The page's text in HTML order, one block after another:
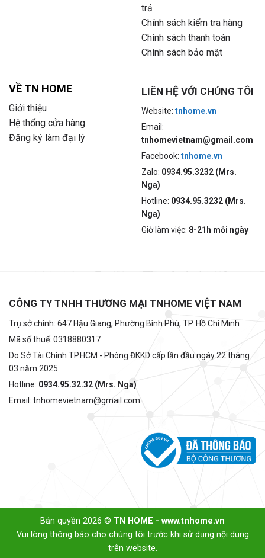
trả
Chính sách kiểm tra hàng
Chính sách thanh toán
Chính sách bảo mật
VỀ TN HOME
Giới thiệu
Hệ thống cửa hàng
Đăng ký làm đại lý
LIÊN HỆ VỚI CHÚNG TÔI
Website: tnhome.vn
Email:
tnhomevietnam@gmail.com
Facebook: tnhome.vn
Zalo: 0934.95.3232 (Mrs.
Nga)
Hotline: 0934.95.3232 (Mrs.
Nga)
Giờ làm việc: 8-21h mỗi ngày
CÔNG TY TNHH THƯƠNG MẠI TNHOME VIỆT NAM
Trụ sở chính: 647 Hậu Giang, Phường Bình Phú, TP. Hồ Chí Minh
Mã số thuế: 0318880317
Do Sở Tài Chính TP.HCM - Phòng ĐKKD cấp lần đầu ngày 22 tháng
03 năm 2025
Hotline: 0934.95.32.32 (Mrs. Nga)
Email: tnhomevietnam@gmail.com
Bản quyền 2026 © TN HOME - www.tnhome.vn
Vui lòng thông báo cho chúng tôi trước khi sử dụng nội dung
trên website.